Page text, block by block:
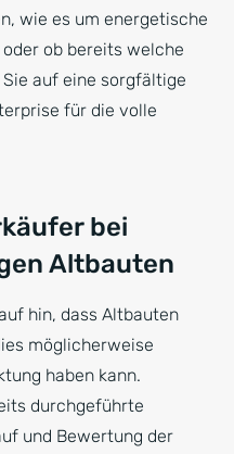
wie es um energetische
ob bereits welche
auf eine sorgfältige
für die volle
bei
Altbauten
hin, dass Altbauten
möglicherweise
haben kann.
durchgeführte
und Bewertung der